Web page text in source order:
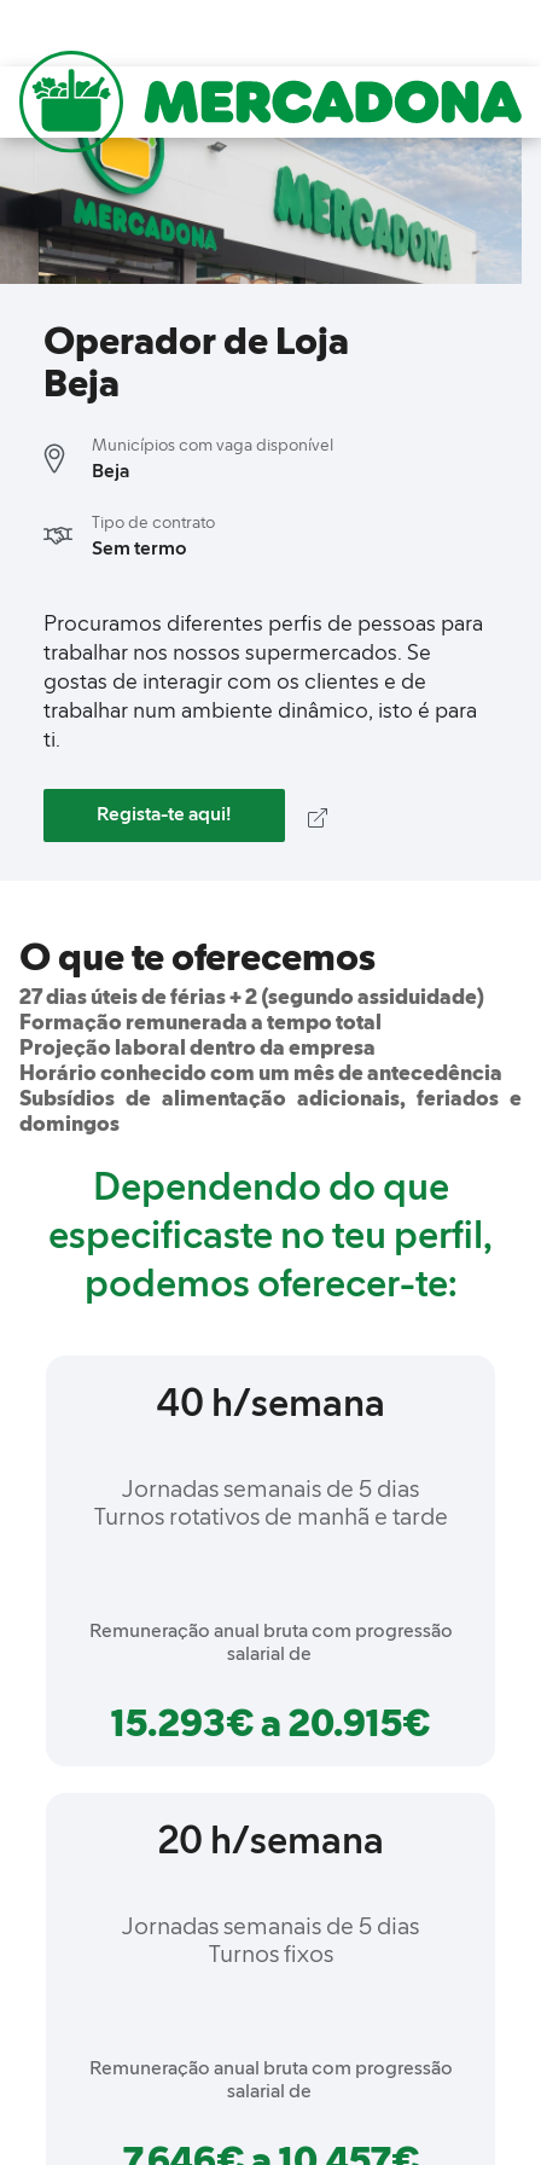
content
Mercadona
Operador de Loja
Beja
Municípios com vaga disponível
Beja
Tipo de contrato
Sem termo
Procuramos diferentes perfis de pessoas para
trabalhar nos nossos supermercados. Se
gostas de interagir com os clientes e de
trabalhar num ambiente dinâmico, isto é para
ti.
Regista-te aqui!
O que te oferecemos
27 dias úteis de férias + 2 (segundo assiduidade)
Formação remunerada a tempo total
Projeção laboral dentro da empresa
Horário conhecido com um mês de antecedência
Subsídios de alimentação adicionais, feriados e
domingos
Dependendo do que
especificaste no teu perfil,
podemos oferecer-te:
40 h/semana
Jornadas semanais de 5 dias
Turnos rotativos de manhã e tarde
Remuneração anual bruta com progressão
salarial de
15.293€ a 20.915€
20 h/semana
Jornadas semanais de 5 dias
Turnos fixos
Remuneração anual bruta com progressão
salarial de